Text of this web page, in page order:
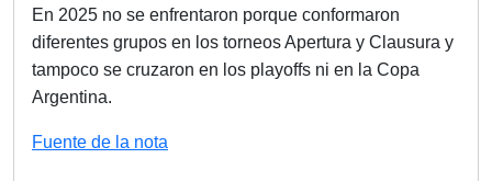
En 2025 no se enfrentaron porque conformaron
diferentes grupos en los torneos Apertura y Clausura y
tampoco se cruzaron en los playoffs ni en la Copa
Argentina.
Fuente de la nota